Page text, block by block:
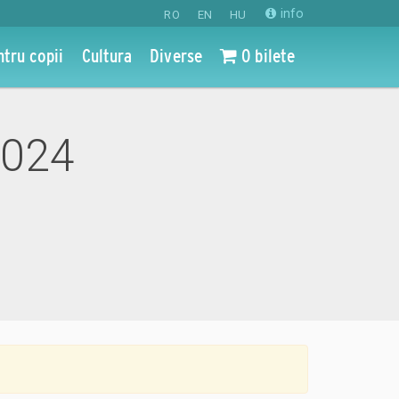
RO EN HU info
copii Cultura Diverse 0 bilete